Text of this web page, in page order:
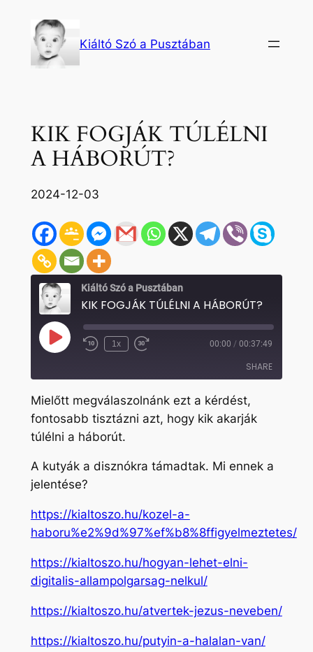
tartalomhoz
Kiáltó Szó a Pusztában
KIK FOGJÁK TÚLÉLNI
A HÁBORÚT?
2024-12-03
Kiáltó Szó a Pusztában
KIK FOGJÁK TÚLÉLNI A HÁBORÚT?
Play
Episode Rewind
1x
Fast
seconds
00:00 / 00:37:49
SHARE
SHARE
LINK
EMBED
Mielőtt megválaszolnánk ezt a kérdést,
fontosabb tisztázni azt, hogy kik akarják
túlélni a háborút.
A kutyák a disznókra támadtak. Mi ennek a
jelentése?
https://kialtoszo.hu/kozel-a-
haboru%e2%9d%97%ef%b8%8ffigyelmeztetes/
https://kialtoszo.hu/hogyan-lehet-elni-
digitalis-allampolgarsag-nelkul/
https://kialtoszo.hu/atvertek-jezus-neveben/
https://kialtoszo.hu/putyin-a-halalan-van/